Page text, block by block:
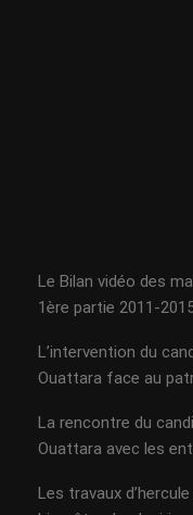
Le Bilan vidéo des
1ère partie 2011-
L’intervention du
Ouattara face au
La rencontre du
Ouattara avec les
Les travaux